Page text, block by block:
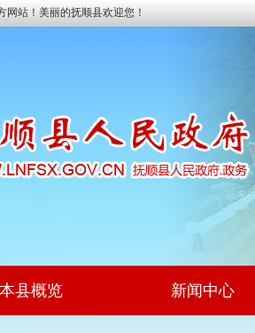
站！美丽的抚顺县欢迎您！
本县概览 新闻中心